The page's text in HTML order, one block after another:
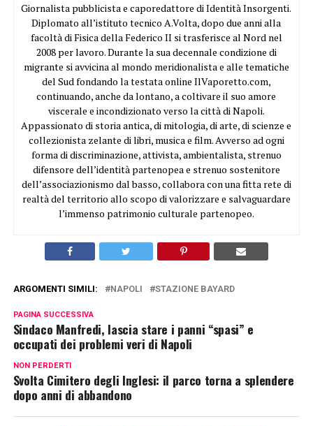
Giornalista pubblicista e caporedattore di Identità Insorgenti.
Diplomato all’istituto tecnico A.Volta, dopo due anni alla
facoltà di Fisica della Federico II si trasferisce al Nord nel
2008 per lavoro. Durante la sua decennale condizione di
migrante si avvicina al mondo meridionalista e alle tematiche
del Sud fondando la testata online IlVaporetto.com,
continuando, anche da lontano, a coltivare il suo amore
viscerale e incondizionato verso la città di Napoli.
Appassionato di storia antica, di mitologia, di arte, di scienze e
collezionista zelante di libri, musica e film. Avverso ad ogni
forma di discriminazione, attivista, ambientalista, strenuo
difensore dell’identità partenopea e strenuo sostenitore
dell’associazionismo dal basso, collabora con una fitta rete di
realtà del territorio allo scopo di valorizzare e salvaguardare
l’immenso patrimonio culturale partenopeo.
ARGOMENTI SIMILI: NAPOLI STAZIONE BAYARD
PAGINA SUCCESSIVA
Sindaco Manfredi, lascia stare i panni “spasi” e
occupati dei problemi veri di Napoli
NON PERDERTI
Svolta Cimitero degli Inglesi: il parco torna a splendere
dopo anni di abbandono